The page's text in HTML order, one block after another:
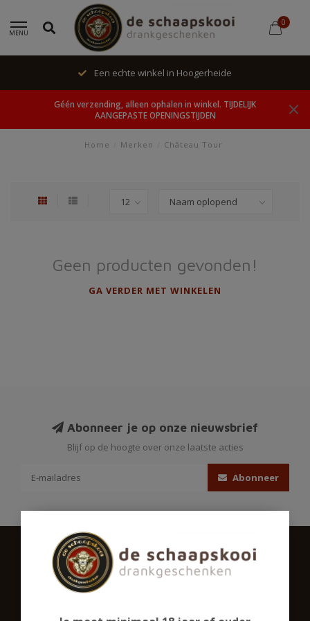
MENU
0
Een echte winkel in Hoogerheide
Géén verzending, alleen ophalen in winkel. TIJDELIJK
AANGEPASTE OPENINGSTIJDEN
Home Merken Château Tour
Geen producten gevonden!
GA VERDER MET WINKELEN
Abonneer je op onze nieuwsbrief
Blijf op de hoogte over onze laatste acties
Abonneer
Schaapskooigeschenken.nl
Ons assortiment omvat een groot aantal biersoorten,
gedistilleerd en een ruime sortering alcoholvrij. Ook in glaswerk